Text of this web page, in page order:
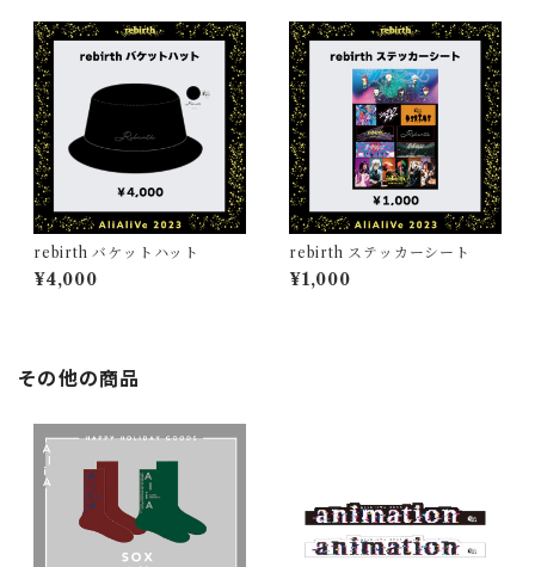
rebirth バケットハット
¥4,000
rebirth ステッカーシート
¥1,000
その他の商品